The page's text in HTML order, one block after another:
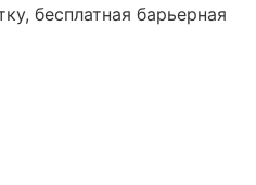
бесплатная барьерная